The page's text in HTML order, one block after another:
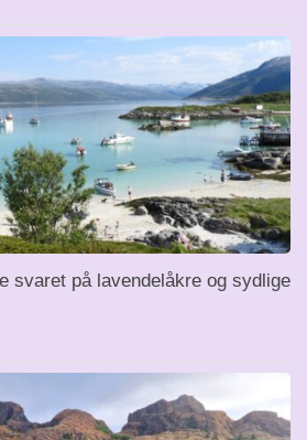
svaret på lavendelåkre og sydlige